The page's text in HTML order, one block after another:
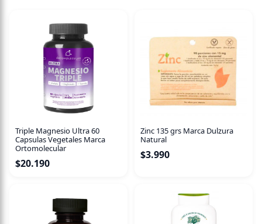
Triple Magnesio Ultra 60
Capsulas Vegetales Marca
Ortomolecular
$20.190
Zinc 135 grs Marca Dulzura
Natural
$3.990